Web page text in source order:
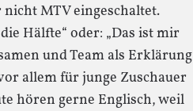
MTV eingeschaltet.
Hälfte“ oder: „Das ist mir
und Team als Erklärung
allem für junge Zuschauer
hören gerne Englisch, weil